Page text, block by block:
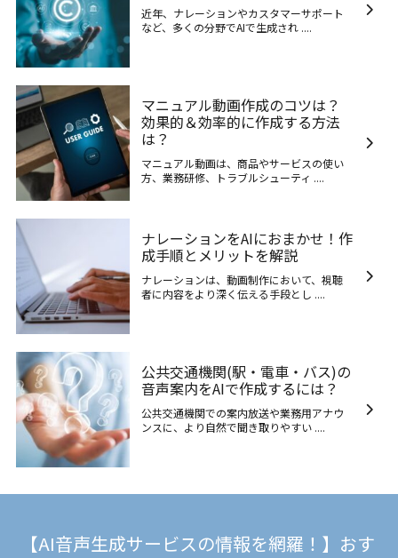
近年、ナレーションやカスタマーサポート
など、多くの分野でAIで生成され ....
マニュアル動画作成のコツは？
効果的＆効率的に作成する方法
は？
マニュアル動画は、商品やサービスの使い
方、業務研修、トラブルシューティ ....
ナレーションをAIにおまかせ！作
成手順とメリットを解説
ナレーションは、動画制作において、視聴
者に内容をより深く伝える手段とし ....
公共交通機関(駅・電車・バス)の
音声案内をAIで作成するには？
公共交通機関での案内放送や業務用アナウ
ンスに、より自然で聞き取りやすい ....
【AI音声生成サービスの情報を網羅！】おす